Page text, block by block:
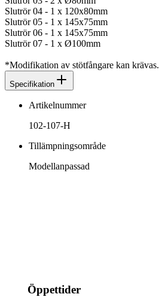
Slutrör 04 - 1 x 120x80mm
Slutrör 05 - 1 x 145x75mm
Slutrör 06 - 1 x 145x75mm
Slutrör 07 - 1 x Ø100mm
*Modifikation av stötfångare kan krävas.
Specifikation
Artikelnummer
102-107-H
Tillämpningsområde
Modellanpassad
Öppettider